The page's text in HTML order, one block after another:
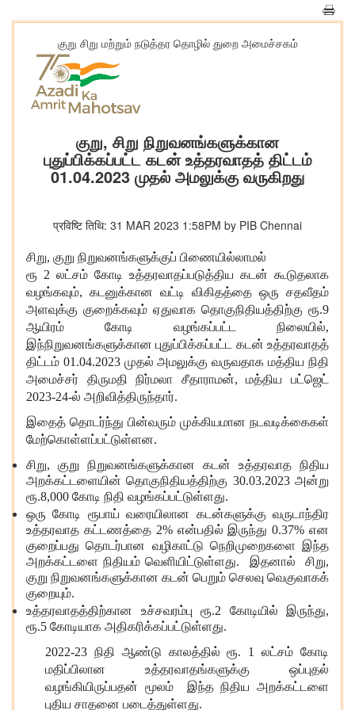
குறு சிறு மற்றும் நடுத்தர தொழில் துறை அமைச்சகம்
குறு, சிறு நிறுவனங்களுக்கான
புதுப்பிக்கப்பட்ட கடன் உத்தரவாதத் திட்டம்
01.04.2023 முதல் அமலுக்கு வருகிறது
प्रविष्टि तिथि: 31 MAR 2023 1:58PM by PIB Chennai
சிறு, குறு நிறுவனங்களுக்குப் பிணையில்லாமல்
ரூ 2 லட்சம் கோடி உத்தரவாதப்படுத்திய கடன் கூடுதலாக
வழங்கவும், கடனுக்கான வட்டி விகிதத்தை ஒரு சதவீதம்
அளவுக்கு குறைக்கவும் ஏதுவாக தொகுநிதியத்திற்கு ரூ.9
ஆயிரம் கோடி வழங்கப்பட்ட நிலையில்,
இந்நிறுவனங்களுக்கான புதுப்பிக்கப்பட்ட கடன் உத்தரவாதத்
திட்டம் 01.04.2023 முதல் அமலுக்கு வருவதாக மத்திய நிதி
அமைச்சர் திருமதி நிர்மலா சீதாராமன், மத்திய பட்ஜெட்
2023-24-ல் அறிவித்திருந்தார்.
இதைத் தொடர்ந்து பின்வரும் முக்கியமான நடவடிக்கைகள்
மேற்கொள்ளப்பட்டுள்ளன.
சிறு, குறு நிறுவனங்களுக்கான கடன் உத்தரவாத நிதிய
அறக்கட்டளையின் தொகுநிதியத்திற்கு 30.03.2023 அன்று
ரூ.8,000 கோடி நிதி வழங்கப்பட்டுள்ளது.
ஒரு கோடி ரூபாய் வரையிலான கடன்களுக்கு வருடாந்திர
உத்தரவாத கட்டணத்தை 2% என்பதில் இருந்து 0.37% என
குறைப்பது தொடர்பான வழிகாட்டு நெறிமுறைகளை இந்த
அறக்கட்டளை நிதியம் வெளியிட்டுள்ளது. இதனால் சிறு,
குறு நிறுவனங்களுக்கான கடன் பெறும் செலவு வெகுவாகக்
குறையும்.
உத்தரவாதத்திற்கான உச்சவரம்பு ரூ.2 கோடியில் இருந்து,
ரூ.5 கோடியாக அதிகரிக்கப்பட்டுள்ளது.
2022-23 நிதி ஆண்டு காலத்தில் ரூ. 1 லட்சம் கோடி
மதிப்பிலான உத்தரவாதங்களுக்கு ஒப்புதல்
வழங்கியிருப்பதன் மூலம் இந்த நிதிய அறக்கட்டளை
புதிய சாதனை படைத்துள்ளது.